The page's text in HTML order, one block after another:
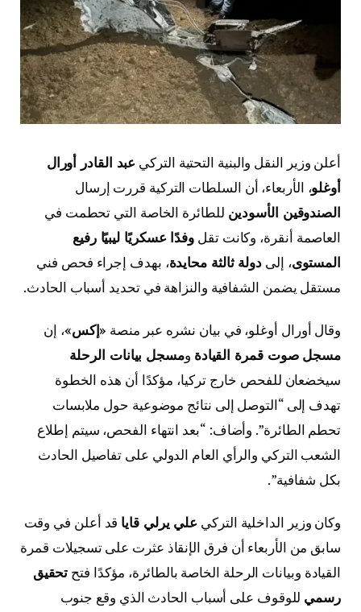
أعلن وزير النقل والبنية التحتية التركي عبد القادر أورال
أوغلو، الأربعاء، أن السلطات التركية قررت إرسال
الصندوقين الأسودين للطائرة الخاصة التي تحطمت في
العاصمة أنقرة، وكانت تقل وفدًا عسكريًا ليبيًا رفيع
المستوى، إلى دولة ثالثة محايدة، بهدف إجراء فحص فني
مستقل يضمن الشفافية والنزاهة في تحديد أسباب الحادث.
وقال أورال أوغلو، في بيان نشره عبر منصة «إكس»، إن
مسجل صوت قمرة القيادة ومسجل بيانات الرحلة
سيخضعان للفحص خارج تركيا، مؤكدًا أن هذه الخطوة
تهدف إلى “التوصل إلى نتائج موضوعية حول ملابسات
تحطم الطائرة”. وأضاف: “بعد انتهاء الفحص، سيتم إطلاع
الشعب التركي والرأي العام الدولي على تفاصيل الحادث
بكل شفافية”.
وكان وزير الداخلية التركي علي يرلي قايا قد أعلن في وقت
سابق من الأربعاء أن فرق الإنقاذ عثرت على تسجيلات قمرة
القيادة وبيانات الرحلة الخاصة بالطائرة، مؤكدًا فتح تحقيق
رسمي للوقوف على أسباب الحادث الذي وقع جنوب